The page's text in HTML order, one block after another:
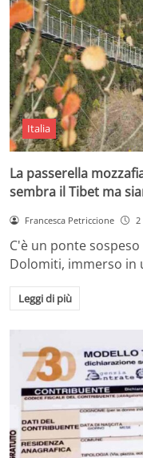
Italia
La passerella
sembra il Tibet ma
Francesca Petriccione
C'è un ponte
Dolomiti, immerso in
Leggi di più